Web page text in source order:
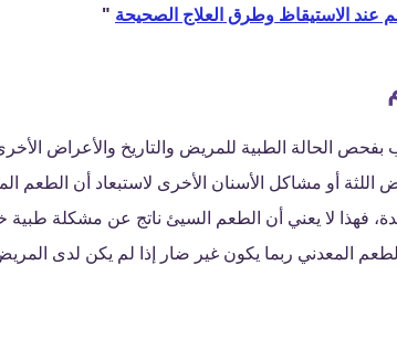
عند الاستيقاظ وطرق العلاج الصحيحة "
بفحص الحالة الطبية للمريض والتاريخ والأعراض
اللثة أو مشاكل الأسنان الأخرى لاستبعاد أن
فهذا لا يعني أن الطعم السيئ ناتج عن مشكلة طبية
المعدني ربما يكون غير ضار إذا لم يكن لدى